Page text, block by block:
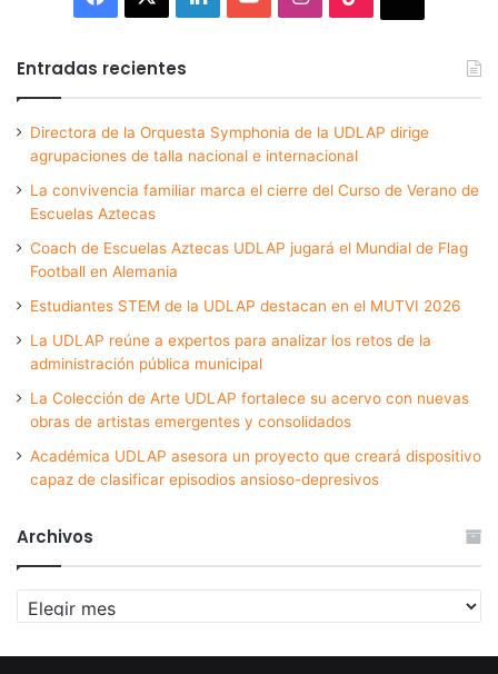
Entradas recientes
Directora de la Orquesta Symphonia de la UDLAP dirige
agrupaciones de talla nacional e internacional
La convivencia familiar marca el cierre del Curso de Verano de
Escuelas Aztecas
Coach de Escuelas Aztecas UDLAP jugará el Mundial de Flag
Football en Alemania
Estudiantes STEM de la UDLAP destacan en el MUTVI 2026
La UDLAP reúne a expertos para analizar los retos de la
administración pública municipal
La Colección de Arte UDLAP fortalece su acervo con nuevas
obras de artistas emergentes y consolidados
Académica UDLAP asesora un proyecto que creará dispositivo
capaz de clasificar episodios ansioso-depresivos
Archivos
Archivos